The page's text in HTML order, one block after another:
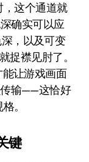
这个通道就
确实可以应
，以及可变
捉襟见肘了。
能让游戏画面
传输——这恰好
。
键